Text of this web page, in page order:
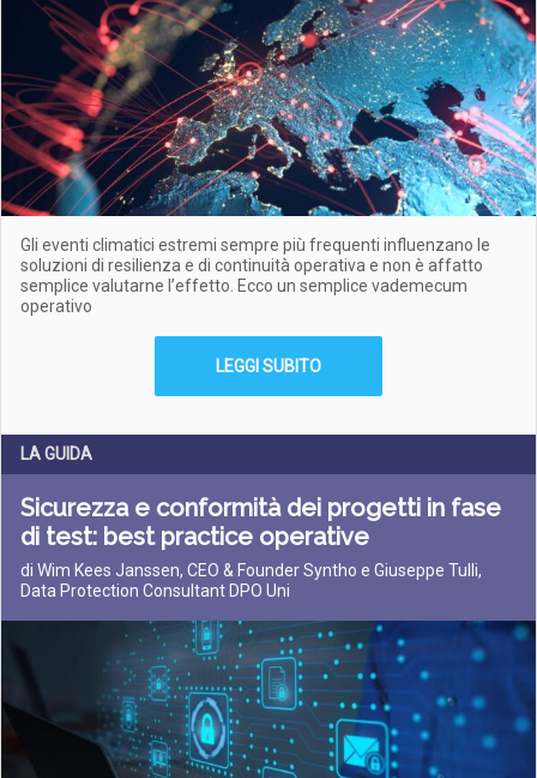
Gli eventi climatici estremi sempre più frequenti influenzano le
soluzioni di resilienza e di continuità operativa e non è affatto
semplice valutarne l’effetto. Ecco un semplice vademecum
operativo
LEGGI SUBITO
LA GUIDA
Sicurezza e conformità dei progetti in fase
di test: best practice operative
di Wim Kees Janssen, CEO & Founder Syntho e Giuseppe Tulli,
Data Protection Consultant DPO Uni